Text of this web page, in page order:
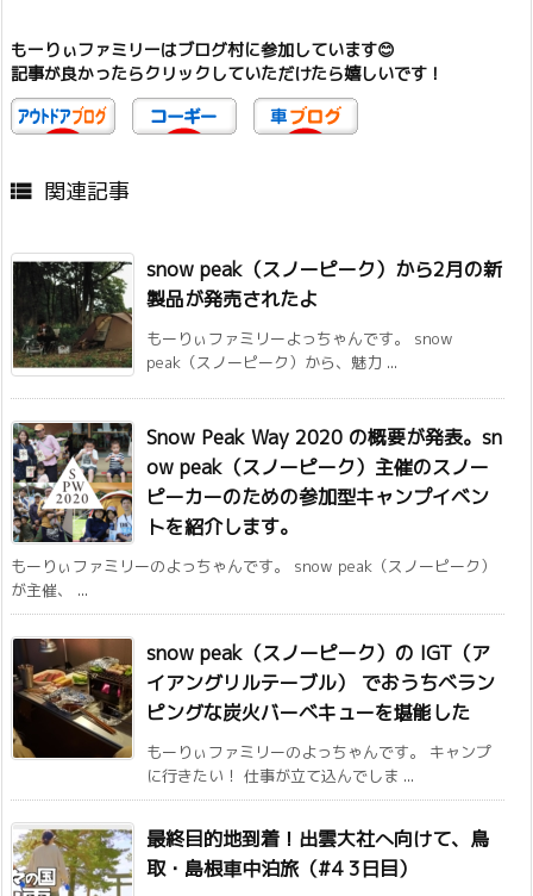
もーりぃファミリーはブログ村に参加しています😊
記事が良かったらクリックしていただけたら嬉しいです！
 関連記事
snow peak（スノーピーク）から2月の新
製品が発売されたよ
もーりぃファミリーよっちゃんです。 snow
peak（スノーピーク）から、魅力 ...
Snow Peak Way 2020 の概要が発表。sn
ow peak（スノーピーク）主催のスノー
ピーカーのための参加型キャンプイベン
トを紹介します。
もーりぃファミリーのよっちゃんです。 snow peak（スノーピーク）
が主催、 ...
snow peak（スノーピーク）の IGT（ア
イアングリルテーブル） でおうちベラン
ピングな炭火バーベキューを堪能した
もーりぃファミリーのよっちゃんです。 キャンプ
に行きたい！ 仕事が立て込んでしま ...
最終目的地到着！出雲大社へ向けて、鳥
取・島根車中泊旅（#4 3日目）